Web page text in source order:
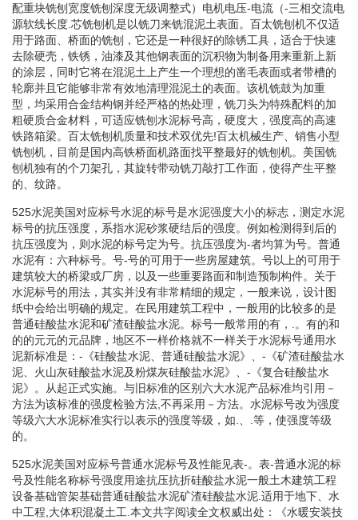
配重块铣刨宽度铣刨深度无级调整式）电机电压-电流（-三相交流电
源软线长度.芯铣刨机是以铣刀来铣混泥土表面。百太铣刨机不仅适
用于路面、桥面的铣刨，它还是一种很好的除锈工具，适合于快速
去除硬壳，铁锈，油漆及其他钢表面的沉积物为制备用来重新上新
的涂层，同时它将在混泥土上产生一个理想的凿毛表面或者带槽的
轮廓并且它能够非常有效地清理混泥土的表面。该机铣鼓为加重
型，均采用合金结构钢并经严格的热处理，铣刀头为特殊配料的加
粗硬质合金材料，可适应铣刨水泥标号高，硬度大，强度高的高速
铁路箱梁。百太铣刨机质量和技术双优先!百太机械生产、销售小型
铣刨机，目前是国内高铁桥面机路面找平整最好的铣刨机。美国铣
刨机独有的个刀架孔，其旋转带动铣刀敲打工作面，使得产生平整
的、纹路。
525水泥美国对应标号水泥的标号是水泥强度大小的标志，测定水泥
标号的抗压强度，系指水泥砂浆硬结后的强度。例如检测得到后的
抗压强度为，则水泥的标号定为号。抗压强度为-者均算为号。普通
水泥有：六种标号。号-号的可用于一些房屋建筑。号以上的可用于
建筑较大的桥梁或厂房，以及一些重要路面和制造预制构件。关于
水泥标号的用法，其实并没有非常精细的规定，一般来说，设计图
纸中会给出明确的规定。在民用建筑工程中，一般用的比较多的是
普通硅酸盐水泥和矿渣硅酸盐水泥。标号一般常用的有，.。有的和
的的元元的元品牌，地区不一样价格就不一样关于水泥标号通用水
泥新标准是：-《硅酸盐水泥、普通硅酸盐水泥》、-《矿渣硅酸盐水
泥、火山灰硅酸盐水泥及粉煤灰硅酸盐水泥》、-《复合硅酸盐水
泥》。从起正式实施。与旧标准的区别六大水泥产品标准均引用－
方法为该标准的强度检验方法,不再采用－方法。水泥标号改为强度
等级六大水泥标准实行以表示的强度等级，如.、.等，使强度等级
的。
525水泥美国对应标号普通水泥标号及性能见表-。表-普通水泥的标
号及性能名称标号强度用途抗压抗折硅酸盐水泥一般土木建筑工程
设备基础管架基础普通硅酸盐水泥矿渣硅酸盐水泥.适用于地下、水
中工程,大体积混凝土工.本文共字阅读全文权威出处：《水暖安装技